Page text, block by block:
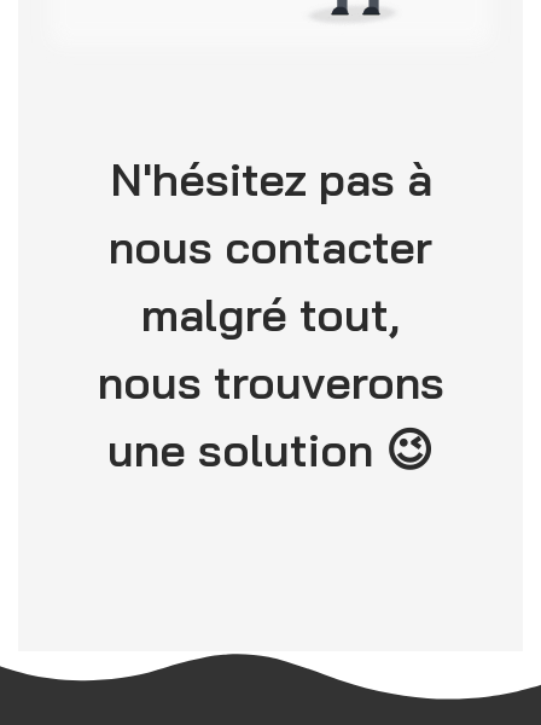
N'hésitez pas à
nous contacter
malgré tout,
nous trouverons
une solution 😉